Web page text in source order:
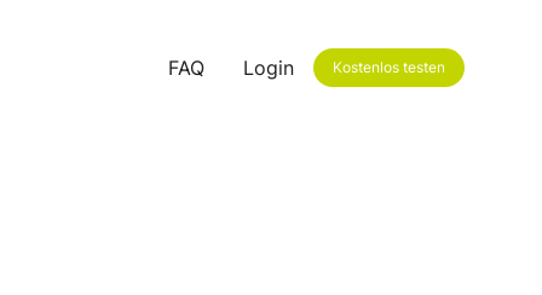
FAQ Login Kostenlos testen